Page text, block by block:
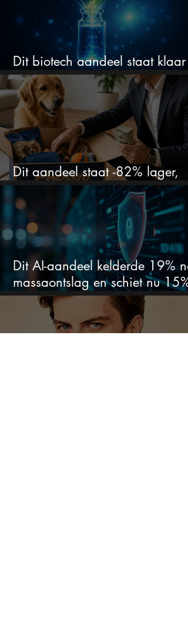
Dit biotech aandeel staat klaar
voor een flinke rally
Dit aandeel staat -82% lager,
terwijl het bedrijf gewoon groeit
Dit AI-aandeel kelderde 19% na
massaontslag en schiet nu 15%
omhoog